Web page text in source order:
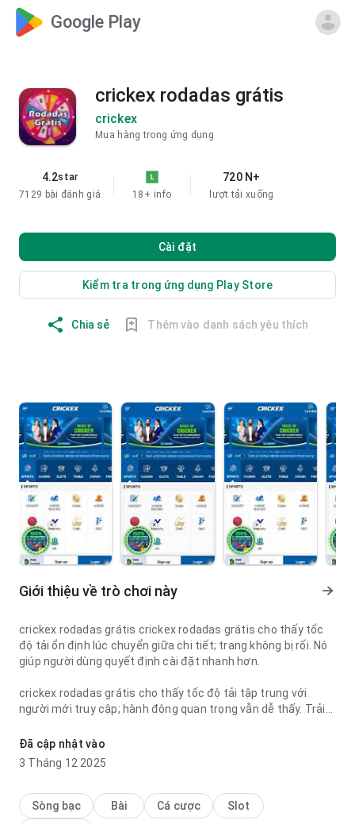
Google Play
crickex rodadas grátis
crickex
Mua hàng trong ứng dụng
4.2star
7129 bài đánh giá
18+ info
720 N+
lượt tải xuống
Cài đặt
Kiểm tra trong ứng dụng Play Store
Chia sẻ Thêm vào danh sách yêu thích
Giới thiệu về trò chơi này
crickex rodadas grátis crickex rodadas grátis cho thấy tốc
độ tải ổn định lúc chuyển giữa chi tiết; trang không bị rối. Nó
giúp người dùng quyết định cài đặt nhanh hơn.
crickex rodadas grátis cho thấy tốc độ tải tập trung với
người mới truy cập; hành động quan trọng vẫn dễ thấy. Trải
Đã cập nhật vào
3 Tháng 12 2025
Sòng bạc Bài Cá cược
Slot